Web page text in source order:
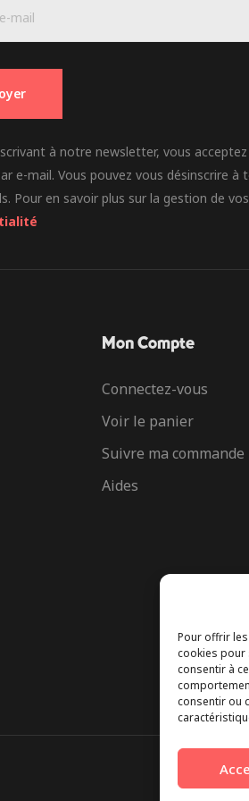
Pour offrir
cookies pour
consentir à
consentir ou
à notre newsletter, vous
e-mail. Vous pouvez vous désinscrire
Pour en savoir plus sur la gestion de
Mon Compte
Connectez-vous
Voir le panier
Suivre ma commande
Aides